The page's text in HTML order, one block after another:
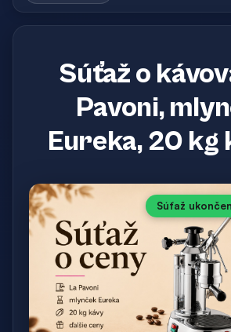
Súťaž o
Pavoni,
Eureka, 20 kg
Súťaž